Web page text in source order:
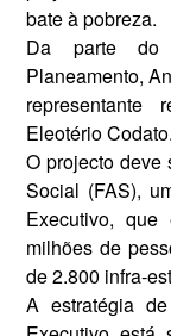
bate à pobreza.
Da parte do
Planeamento,
representante
Eleotério Codato.
O projecto deve
Social (FAS),
Executivo,
milhões de
de 2.800 infra-
A estratégia